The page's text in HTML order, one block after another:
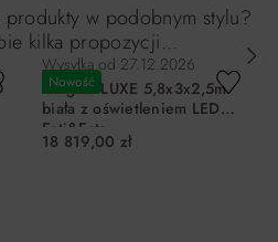
w podobnym stylu?
kilka propozycji…
Nowość
Wysyłka od 27.12.2026
Pergola LUXE 5,8x3x2,5m
biała z oświetleniem LED
Esti&Esta
18 819,00 zł